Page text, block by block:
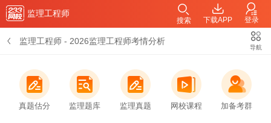
监理工程师
下载APP 登录
搜索
监理工程师 - 2026监理工程师考情分析
导航
真题估分 监理题库 监理真题 网校课程 加备考群